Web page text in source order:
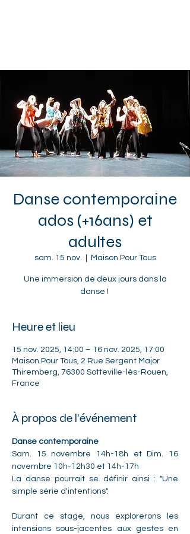
Danse contemporaine
ados (+16ans) et
adultes
sam. 15 nov. Maison Pour Tous
Une immersion de deux jours dans la
danse !
Heure et lieu
15 nov. 2025, 14:00 – 16 nov. 2025, 17:00
Maison Pour Tous, 2 Rue Sergent Major
Thiremberg, 76300 Sotteville-lès-Rouen,
France
À propos de l'événement
Danse contemporaine
Sam. 15 novembre 14h-18h et Dim. 16
novembre 10h-12h30 et 14h-17h
La danse pourrait se définir ainsi : "Une
simple série d'intentions".
Durant ce stage, nous explorerons les
intensions sous-jacentes aux gestes en